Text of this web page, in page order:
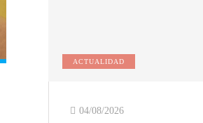
ACTUALIDAD
04/08/2026